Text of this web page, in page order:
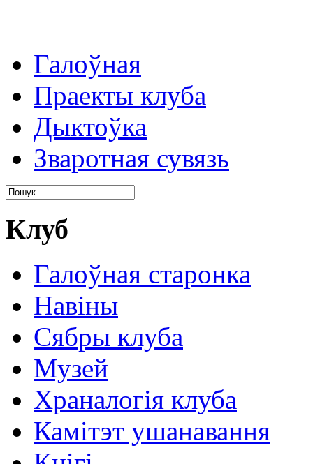
Галоўная
Праекты клуба
Дыктоўка
Зваротная сувязь
Клуб
Галоўная старонка
Навіны
Сябры клуба
Музей
Храналогія клуба
Камітэт ушанавання